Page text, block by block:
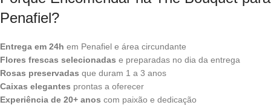
Penafiel?
Entrega em 24h em Penafiel e área circundante
Flores frescas selecionadas e preparadas no dia da entrega
Rosas preservadas que duram 1 a 3 anos
Caixas elegantes prontas a oferecer
Experiência de 20+ anos com paixão e dedicação